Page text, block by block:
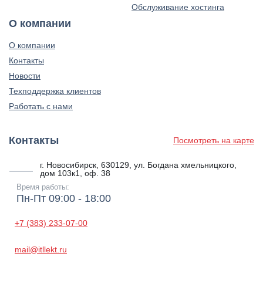
Обслуживание хостинга
О компании
О компании
Контакты
Новости
Техподдержка клиентов
Работать с нами
Контакты
г. Новосибирск, 630129, ул. Богдана хмельницкого,
дом 103к1, оф. 38
Время работы:
Пн-Пт 09:00 - 18:00
+7 (383) 233-07-00
mail@itllekt.ru
Посмотреть на карте